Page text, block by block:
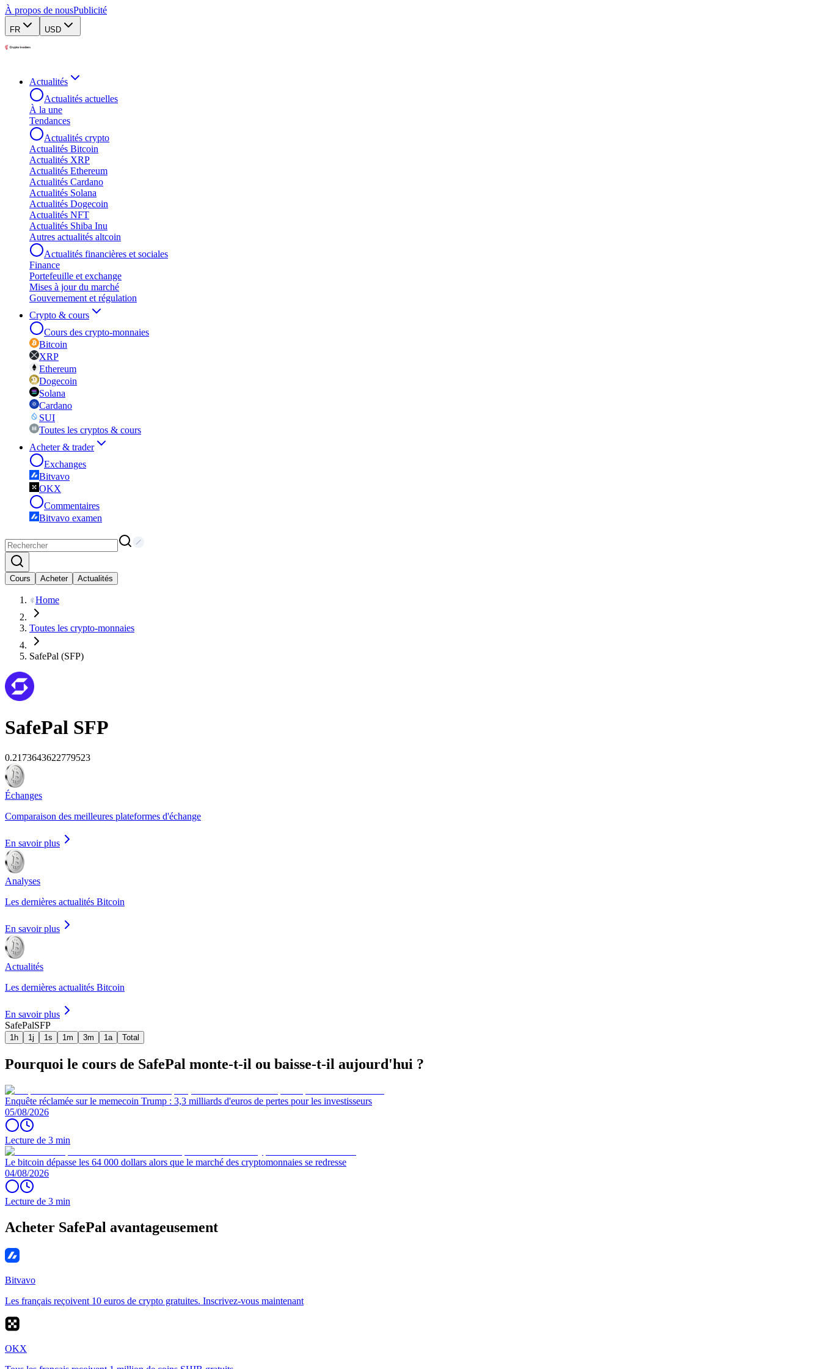
À propos de nousPublicité
FR USD
Actualités
Actualités actuelles
À la une
Tendances
Actualités crypto
Actualités Bitcoin
Actualités XRP
Actualités Ethereum
Actualités Cardano
Actualités Solana
Actualités Dogecoin
Actualités NFT
Actualités Shiba Inu
Autres actualités altcoin
Actualités financières et sociales
Finance
Portefeuille et exchange
Mises à jour du marché
Gouvernement et régulation
Crypto & cours
Cours des crypto-monnaies
Bitcoin
XRP
Ethereum
Dogecoin
Solana
Cardano
SUI
Toutes les cryptos & cours
Acheter & trader
Exchanges
Bitvavo
OKX
Commentaires
Bitvavo examen
Cours Acheter Actualités
Home
Toutes les crypto-monnaies
SafePal (SFP)
SafePal SFP
0.2173643622779523
Échanges
Comparaison des meilleures plateformes d'échange
En savoir plus
Analyses
Les dernières actualités Bitcoin
En savoir plus
Actualités
Les dernières actualités Bitcoin
En savoir plus
SafePalSFP
1h 1j 1s 1m 3m 1a Total
Pourquoi le cours de SafePal monte-t-il ou baisse-t-il aujourd'hui ?
Enquête réclamée sur le memecoin Trump : 3,3 milliards d'euros de pertes pour les investisseurs
05/08/2026
Lecture de 3 min
Le bitcoin dépasse les 64 000 dollars alors que le marché des cryptomonnaies se redresse
04/08/2026
Lecture de 3 min
Acheter SafePal avantageusement
Bitvavo
Les français reçoivent 10 euros de crypto gratuites. Inscrivez-vous maintenant
OKX